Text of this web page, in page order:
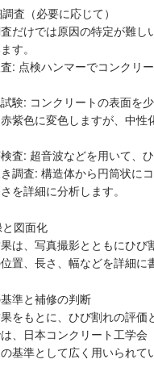
査（必要に応じて）
だけでは原因の特定が難
す。
: 点検ハンマーでコンクリ
験: コンクリートの表面を
紫色に変色しますが、中性
査: 超音波などを用いて、
調査: 構造体から円筒状に
を詳細に分析します。
図面化
は、写真撮影とともにひ
置、長さ、幅などを詳細に
準と補修の判断
をもとに、ひび割れの評価
、日本コンクリート工学
基準として広く用いられて